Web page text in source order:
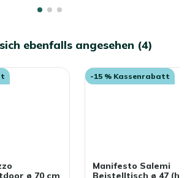
ebenfalls angesehen (4)
ø 70 cm
-15 % Kassenrabatt
Manifesto Salemi
Beistelltisch ø 47